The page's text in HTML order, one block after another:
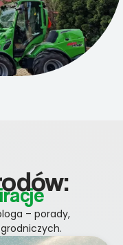
– porady,